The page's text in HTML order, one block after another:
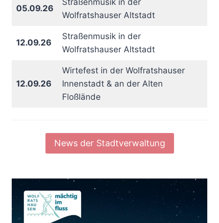
05.09.26
Wolfratshauser Altstadt
12.09.26
Straßenmusik in der
Wolfratshauser Altstadt
12.09.26
Wirtefest in der Wolfratshauser
Innenstadt & an der Alten
Floßlände
News der Stadtverwaltung